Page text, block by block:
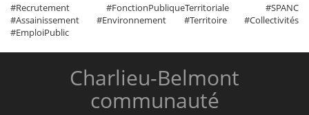
#Recrutement #FonctionPubliqueTerritoriale #SPANC
#Assainissement #Environnement #Territoire #Collectivités
#EmploiPublic
Charlieu-Belmont
communauté